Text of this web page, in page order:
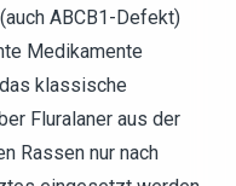
ABCB1-Defekt)
Medikamente
klassische
Fluralaner aus der
Rassen nur nach